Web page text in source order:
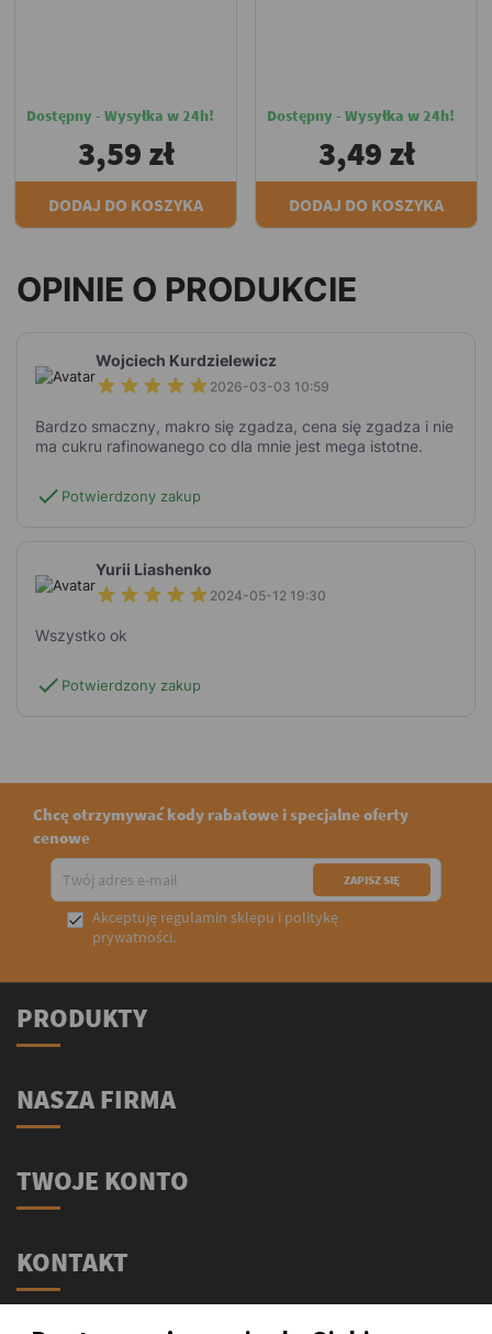
Dostępny - Wysyłka w 24h!
3,59 zł
DODAJ DO KOSZYKA
Dostępny - Wysyłka w 24h!
3,49 zł
DODAJ DO KOSZYKA
OPINIE O PRODUKCIE
Wojciech Kurdzielewicz
2026-03-03 10:59
Bardzo smaczny, makro się zgadza, cena się zgadza i nie
ma cukru rafinowanego co dla mnie jest mega istotne.
check Potwierdzony zakup
Yurii Liashenko
2024-05-12 19:30
Wszystko ok
check Potwierdzony zakup
Chcę otrzymywać kody rabatowe i specjalne oferty
cenowe
 Akceptuję regulamin sklepu i politykę
prywatności.
PRODUKTY
NASZA FIRMA
TWOJE KONTO
KONTAKT